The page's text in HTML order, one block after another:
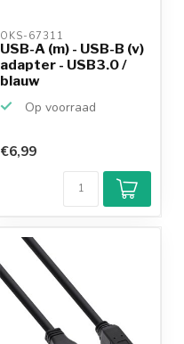
OKS-67311
USB-A (m) - USB-B (v)
adapter - USB3.0 /
blauw
Op voorraad
€6,99